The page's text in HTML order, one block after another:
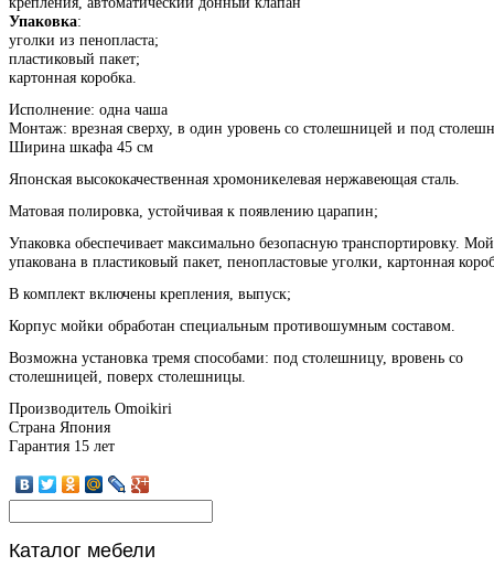
Упаковка:
уголки из пенопласта;
пластиковый пакет;
картонная коробка.
Исполнение: одна чаша
Монтаж: врезная сверху, в один уровень со столешницей и под
Ширина шкафа 45 см
Японская высококачественная хромоникелевая нержавеющая сталь.
Матовая полировка, устойчивая к появлению царапин;
Упаковка обеспечивает максимально безопасную транспортировку.
упакована в пластиковый пакет, пенопластовые уголки, картонная
В комплект включены крепления, выпуск;
Корпус мойки обработан специальным противошумным составом.
Возможна установка тремя способами: под столешницу, вровень со
столешницей, поверх столешницы.
Производитель Omoikiri
Страна Япония
Гарантия 15 лет
Каталог мебели